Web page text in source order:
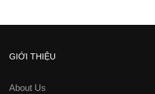
GIỚI THIỆU
About Us